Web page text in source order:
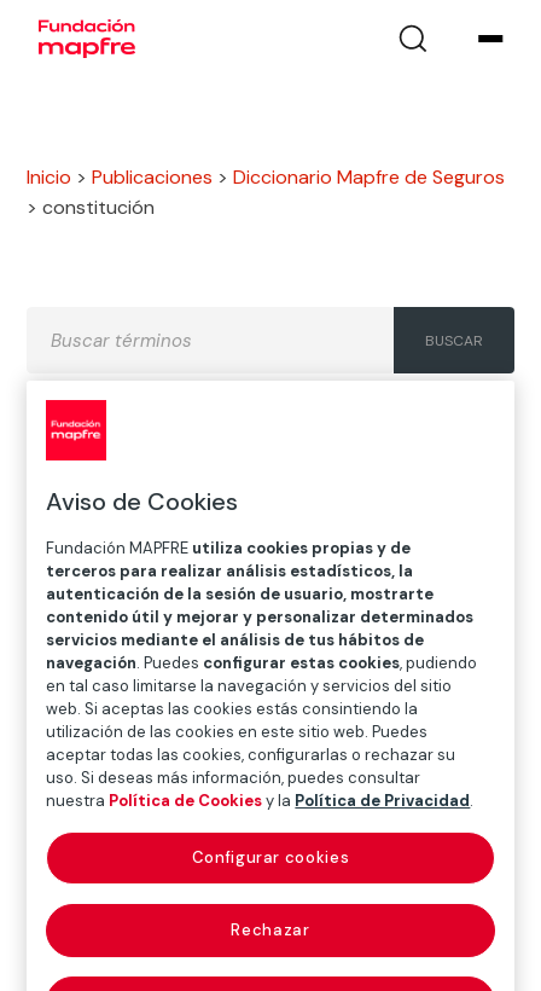
Inicio >Publicaciones >Diccionario Mapfre de Seguros
>constitución
A
H
J K
O
P Q R S T
U
V
W X Y Z
Diccionario de seguros
constitución
(constitution)
Ley fundamental de la organización de un Estado.
Aviso de Cookies
Fundación MAPFRE utiliza cookies propias y de
terceros para realizar análisis estadísticos, la
autenticación de la sesión de usuario, mostrarte
contenido útil y mejorar y personalizar determinados
servicios mediante el análisis de tus hábitos de
navegación. Puedes configurar estas cookies, pudiendo
en tal caso limitarse la navegación y servicios del sitio
web. Si aceptas las cookies estás consintiendo la
utilización de las cookies en este sitio web. Puedes
aceptar todas las cookies, configurarlas o rechazar su
uso. Si deseas más información, puedes consultar
nuestra Política de Cookiesy la Política de Privacidad.
Rechazar
Configurar cookies